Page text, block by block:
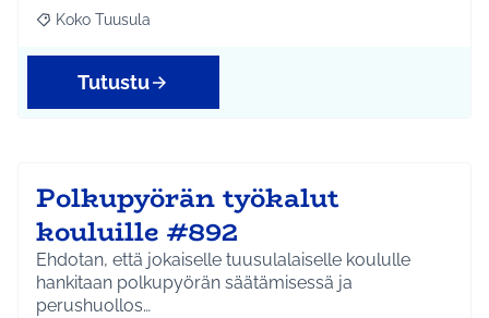
Rajaa tulokset aihepiirin mukaan: Koko Tuusula
Koko Tuusula
Tutustu
Polkupyörän työkalut
kouluille #892
Ehdotan, että jokaiselle tuusulalaiselle koululle
hankitaan polkupyörän säätämisessä ja
perushuollos…